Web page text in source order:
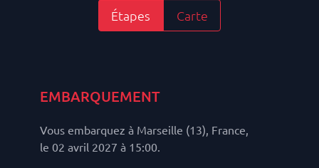
Étapes Carte
EMBARQUEMENT
Vous embarquez à Marseille (13), France,
le 02 avril 2027 à 15:00.